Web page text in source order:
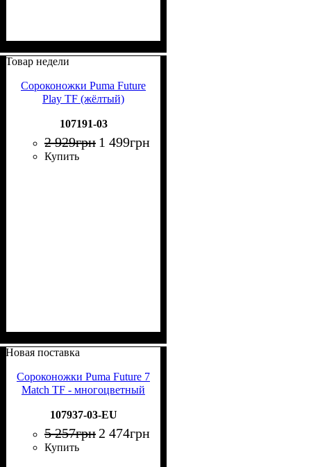
Товар недели
Сороконожки Puma Future
Play TF (жёлтый)
107191-03
2 929грн 1 499грн
Купить
Новая поставка
Сороконожки Puma Future 7
Match TF - многоцветный
107937-03-EU
5 257грн2 474грн
Купить